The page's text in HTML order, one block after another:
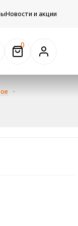
Новости и акции
0
-